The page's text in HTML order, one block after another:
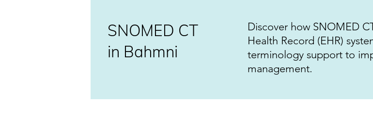
SNOMED CT
in Bahmni
Discover how SNOMED
Health Record (EHR)
terminology support to
management.